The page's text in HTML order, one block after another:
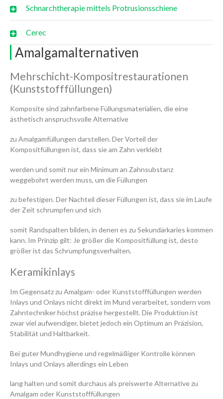
Schnarchtherapie mittels Protrusionsschiene
Cerec
Amalgamalternativen
Mehrschicht-Kompositrestaurationen
(Kunststofffüllungen)
Komposite sind zahnfarbene Füllungsmaterialien, die eine
ästhetisch anspruchsvolle Alternative
zu Amalgamfüllungen darstellen. Der Vorteil der
Kompositfüllungen ist, dass sie am Zahn verklebt
werden und somit nur ein Minimum an Zahnsubstanz
weggebohrt werden muss, um die Füllungen
zu befestigen. Der Nachteil dieser Füllungen ist, dass sie im Laufe
der Zeit schrumpfen und sich
somit Randspalten bilden, in denen es zu Sekundärkaries kommen
kann. Im Prinzip gilt: Je größer die Kompositfüllung ist, desto
größer ist das Schrumpfungsverhalten.
Keramikinlays
Im Gegensatz zu Amalgam- oder Kunststofffüllungen werden
Inlays und Onlays nicht direkt im Mund verarbeitet, sondern vom
Zahntechniker höchst präzise hergestellt. Die Produktion ist
zwar viel aufwendiger, bietet jedoch ein Optimum an Präzision,
Stabilität und Haltbarkeit.
Bei guter Mundhygiene und regelmäßiger Kontrolle können
Inlays und Onlays allerdings ein Leben
lang halten und somit durchaus als preiswerte Alternative zu
Amalgam oder Kunststofffüllungen